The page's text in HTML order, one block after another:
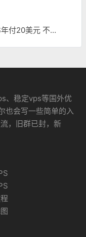
DediOne 新增洛杉矶CMIN2线路VPS年付20美元 不限流量
、稳定vps等国外优
也会写一些简单的入
，旧群已封，新